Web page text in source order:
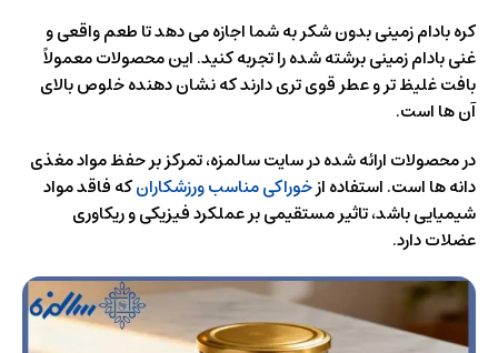
کره بادام زمینی بدون شکر به شما اجازه می‌ دهد تا طعم واقعی و
غنی بادام زمینی برشته شده را تجربه کنید. این محصولات معمولاً
بافت غلیظ‌ تر و عطر قوی‌ تری دارند که نشان‌ دهنده خلوص بالای
آن‌ ها است.
در محصولات ارائه شده در سایت سالمزه، تمرکز بر حفظ مواد مغذی
دانه‌ ها است. استفاده ازخوراکی مناسب ورزشکارانکه فاقد مواد
شیمیایی باشد، تاثیر مستقیمی بر عملکرد فیزیکی و ریکاوری
عضلات دارد.